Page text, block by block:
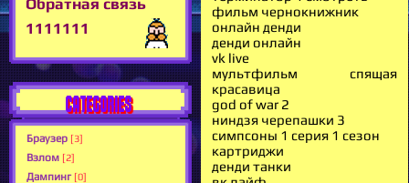
Обратная связь
1111111
CATEGORIES
Браузер [3]
Взлом [2]
Дампинг [0]
фильм чернокнижник
онлайн денди
денди онлайн
vk live
мультфильм спящая
красавица
god of war 2
ниндзя черепашки 3
симпсоны 1 серия 1 сезон
картриджи
денди танки